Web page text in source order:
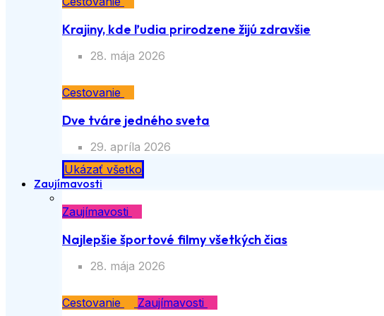
Krajiny, kde ľudia prirodzene žijú zdravšie
28. mája 2026
Cestovanie
Dve tváre jedného sveta
29. apríla 2026
Ukázať všetko
Zaujímavosti
Zaujímavosti
Najlepšie športové filmy všetkých čias
28. mája 2026
Cestovanie Zaujímavosti